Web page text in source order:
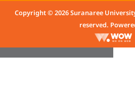
Copyright © 2026 Suranaree
reserved.